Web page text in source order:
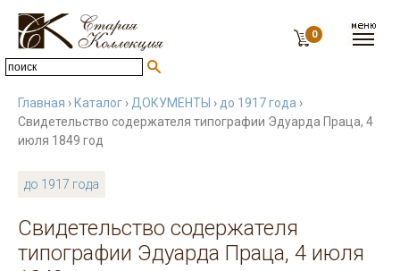
0
Главная › Каталог › ДОКУМЕНТЫ › до 1917 года ›
Свидетельство содержателя типографии Эдуарда Праца, 4
июля 1849 год
до 1917 года
Свидетельство содержателя
типографии Эдуарда Праца, 4 июля